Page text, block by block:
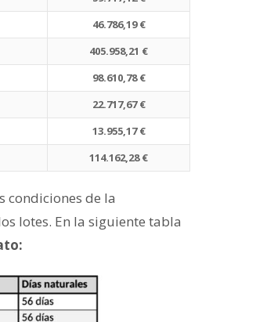
46.786,19 €
405.958,21 €
98.610,78 €
22.717,67 €
13.955,17 €
114.162,28 €
condiciones de la
lotes. En la siguiente tabla